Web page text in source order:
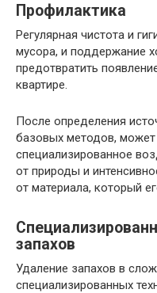
Профилактика
Регулярная чистота и
мусора, и поддержание
предотвратить
квартире.
После определения
базовых методов, может
специализированное
от природы и
от материала, который
запахов
Удаление запахов в
специализированных